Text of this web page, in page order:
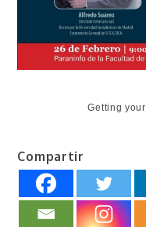
Getting your
Compartir